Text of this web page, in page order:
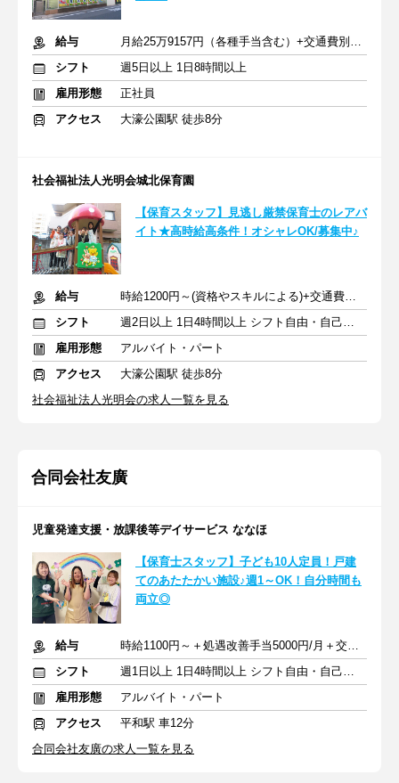
給与
月給25万9157円（各種手当含む）+交通費別途一部支給
シフト
週5日以上 1日8時間以上
雇用形態
正社員
アクセス
大濠公園駅 徒歩8分
社会福祉法人光明会城北保育園
【保育スタッフ】見逃し厳禁保育士のレアバ
イト★高時給高条件！オシャレOK/募集中♪
給与
時給1200円～(資格やスキルによる)+交通費別途一部支給
シフト
週2日以上 1日4時間以上 シフト自由・自己申告
雇用形態
アルバイト・パート
アクセス
大濠公園駅 徒歩8分
社会福祉法人光明会の求人一覧を見る
合同会社友廣
児童発達支援・放課後等デイサービス ななほ
【保育士スタッフ】子ども10人定員！戸建
てのあたたかい施設♪週1～OK！自分時間も
両立◎
給与
時給1100円～＋処遇改善手当5000円/月＋交通費
シフト
週1日以上 1日4時間以上 シフト自由・自己申告
雇用形態
アルバイト・パート
アクセス
平和駅 車12分
合同会社友廣の求人一覧を見る